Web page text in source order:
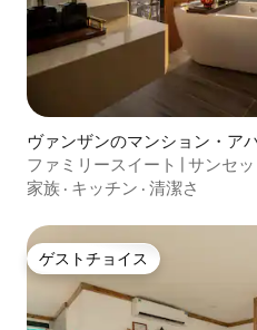
ヴァンザンのマンション・ア
ファミリースイート | サンセ
ークスペース
家族 · キッチン · 清潔さ
ゲストチョイス
ゲストチョイス